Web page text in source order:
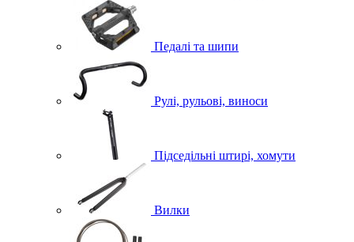
Педалі та шипи
Рулі, рульові, виноси
Підседільні штирі, хомути
Вилки